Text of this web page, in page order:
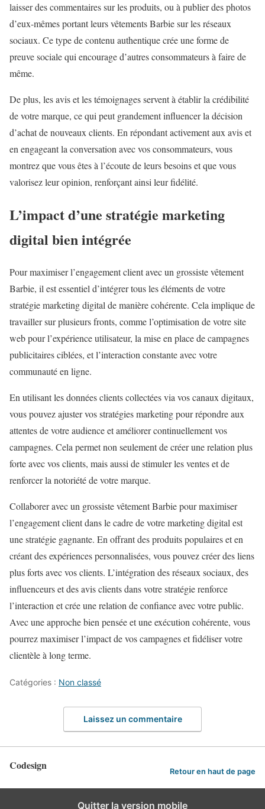
laisser des commentaires sur les produits, ou à publier des photos
d’eux-mêmes portant leurs vêtements Barbie sur les réseaux
sociaux. Ce type de contenu authentique crée une forme de
preuve sociale qui encourage d’autres consommateurs à faire de
même.
De plus, les avis et les témoignages servent à établir la crédibilité
de votre marque, ce qui peut grandement influencer la décision
d’achat de nouveaux clients. En répondant activement aux avis et
en engageant la conversation avec vos consommateurs, vous
montrez que vous êtes à l’écoute de leurs besoins et que vous
valorisez leur opinion, renforçant ainsi leur fidélité.
L’impact d’une stratégie marketing
digital bien intégrée
Pour maximiser l’engagement client avec un grossiste vêtement
Barbie, il est essentiel d’intégrer tous les éléments de votre
stratégie marketing digital de manière cohérente. Cela implique de
travailler sur plusieurs fronts, comme l’optimisation de votre site
web pour l’expérience utilisateur, la mise en place de campagnes
publicitaires ciblées, et l’interaction constante avec votre
communauté en ligne.
En utilisant les données clients collectées via vos canaux digitaux,
vous pouvez ajuster vos stratégies marketing pour répondre aux
attentes de votre audience et améliorer continuellement vos
campagnes. Cela permet non seulement de créer une relation plus
forte avec vos clients, mais aussi de stimuler les ventes et de
renforcer la notoriété de votre marque.
Collaborer avec un grossiste vêtement Barbie pour maximiser
l’engagement client dans le cadre de votre marketing digital est
une stratégie gagnante. En offrant des produits populaires et en
créant des expériences personnalisées, vous pouvez créer des liens
plus forts avec vos clients. L’intégration des réseaux sociaux, des
influenceurs et des avis clients dans votre stratégie renforce
l’interaction et crée une relation de confiance avec votre public.
Avec une approche bien pensée et une exécution cohérente, vous
pourrez maximiser l’impact de vos campagnes et fidéliser votre
clientèle à long terme.
Catégories : Non classé
Laissez un commentaire
Codesign Retour en haut de page
Quitter la version mobile